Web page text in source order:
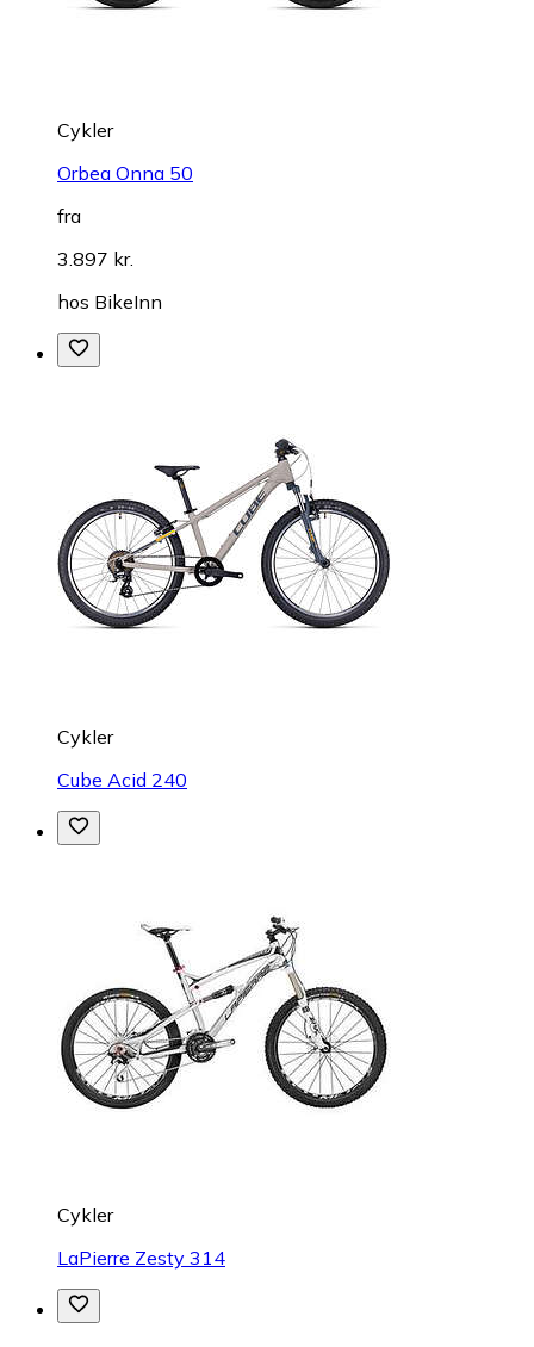
Cykler
Orbea Onna 50
fra
3.897 kr.
hos BikeInn
Cykler
Cube Acid 240
Cykler
LaPierre Zesty 314